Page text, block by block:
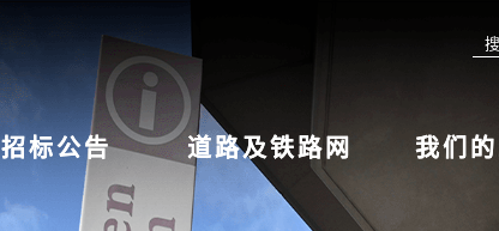
招标公告 道路及铁路网 我们